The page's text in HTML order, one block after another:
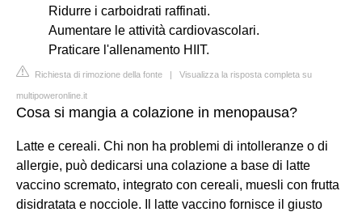
Ridurre i carboidrati raffinati.
Aumentare le attività cardiovascolari.
Praticare l'allenamento HIIT.
Richiesta di rimozione della fonte | Visualizza la risposta completa su
multipoweronline.it
Cosa si mangia a colazione in menopausa?
Latte e cereali. Chi non ha problemi di intolleranze o di
allergie, può dedicarsi una colazione a base di latte
vaccino scremato, integrato con cereali, muesli con frutta
disidratata e nocciole. Il latte vaccino fornisce il giusto